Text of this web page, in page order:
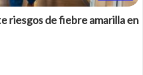
riesgos de fiebre amarilla en